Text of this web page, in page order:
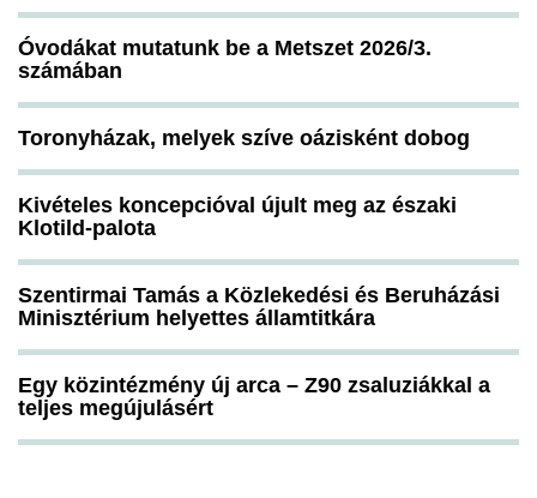
Óvodákat mutatunk be a Metszet 2026/3.
számában
Toronyházak, melyek szíve oázisként dobog
Kivételes koncepcióval újult meg az északi
Klotild-palota
Szentirmai Tamás a Közlekedési és Beruházási
Minisztérium helyettes államtitkára
Egy közintézmény új arca – Z90 zsaluziákkal a
teljes megújulásért